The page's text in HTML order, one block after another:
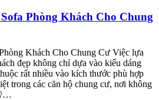
Phòng Khách Cho Chung
Khách Cho Chung Cư Việc lựa
đẹp không chỉ dựa vào kiểu dáng
rất nhiều vào kích thước phù hợp
trong các căn hộ chung cư, nơi không